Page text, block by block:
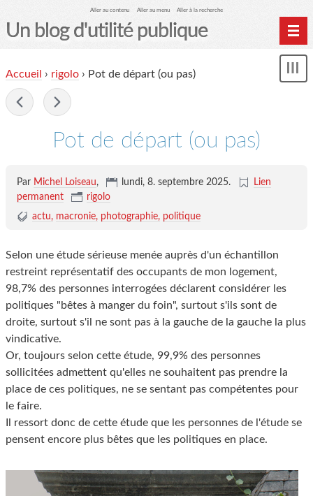
Aller au contenu Aller au menu Aller à la recherche
Un blog d'utilité publique
le Glob qui nuisait grave
Page de liens
le blog des origines
Accueil › rigolo › Pot de départ (ou pas)
Pot de départ (ou pas)
Par Michel Loiseau, lundi, 8. septembre 2025.
Lien
permanent
rigolo
actu
macronie photographie politique
Selon une étude sérieuse menée auprès d'un échantillon
restreint représentatif des occupants de mon logement,
98,7% des personnes interrogées déclarent considérer les
politiques "bêtes à manger du foin", surtout s'ils sont de
droite, surtout s'il ne sont pas à la gauche de la gauche la plus
vindicative.
Or, toujours selon cette étude, 99,9% des personnes
sollicitées admettent qu'elles ne souhaitent pas prendre la
place de ces politiques, ne se sentant pas compétentes pour
le faire.
Il ressort donc de cette étude que les personnes de l'étude se
pensent encore plus bêtes que les politiques en place.